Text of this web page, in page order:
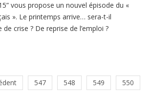
vous propose un nouvel épisode du «
». Le printemps arrive… sera-t-il
crise ? De reprise de l’emploi ?
547 548 549
550